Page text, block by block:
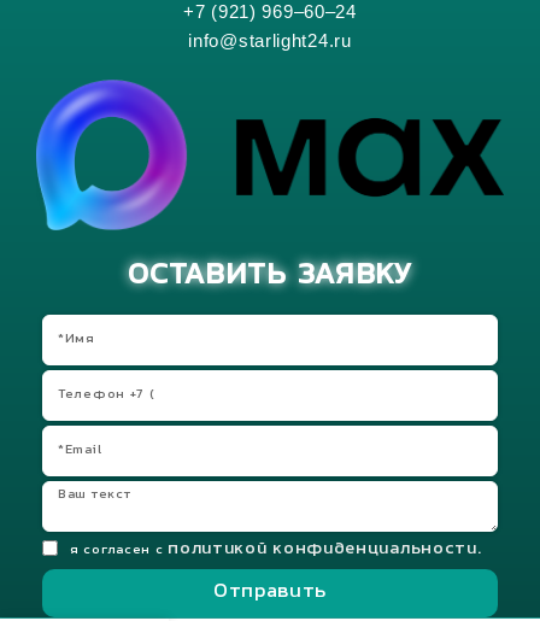
+7 (921) 969–60–24
info@starlight24.ru
ОСТАВИТЬ ЗАЯВКУ
я согласен с политикой конфиденциальности.
Отправить